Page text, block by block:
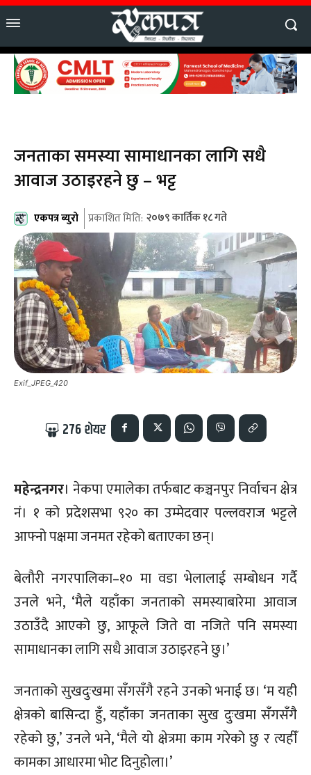
जनताका समस्या सामाधानका लागि सधै
आवाज उठाइरहने छु – भट्ट
एकपत्र ब्युरो प्रकाशित मिति: २०७९ कार्तिक १८ गते
Exif_JPEG_420
276शेयर
महेन्द्रनगर। नेकपा एमालेका तर्फबाट कञ्चनपुर निर्वाचन क्षेत्र
नं। १ को प्रदेशसभा ९२० का उम्मेदवार पल्लवराज भट्टले
आफ्नो पक्षमा जनमत रहेको बताएका छन्।
बेलौरी नगरपालिका–१० मा वडा भेलालाई सम्बोधन गर्दै
उनले भने, ‘मैले यहाँका जनताको समस्याबारेमा आवाज
उठाउँदै आएको छु, आफूले जिते वा नजिते पनि समस्या
सामाधानका लागि सधै आवाज उठाइरहने छु।’
जनताको सुखदुःखमा सँगसँगै रहने उनको भनाई छ। ‘म यही
क्षेत्रको बासिन्दा हुँ, यहाँका जनताका सुख दुःखमा सँगसँगै
रहेको छु,’ उनले भने, ‘मैले यो क्षेत्रमा काम गरेको छु र त्यहीँ
कामका आधारमा भोट दिनुहोला।’